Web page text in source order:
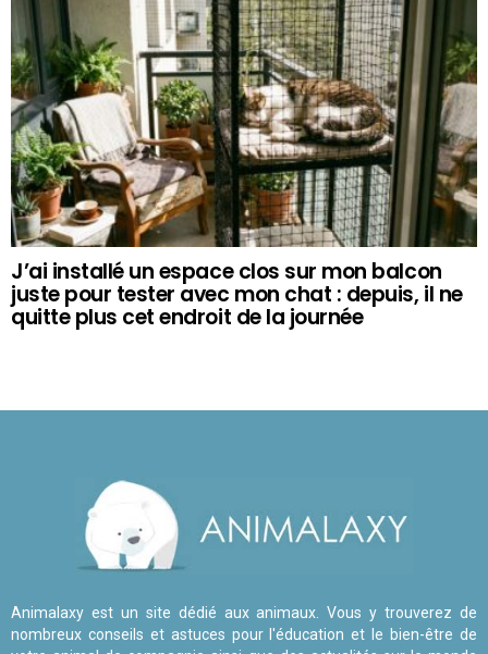
J’ai installé un espace clos sur mon balcon
juste pour tester avec mon chat : depuis, il ne
quitte plus cet endroit de la journée
Animalaxy est un site dédié aux animaux. Vous y trouverez de
nombreux conseils et astuces pour l'éducation et le bien-être de